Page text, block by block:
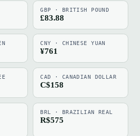
GBP · BRITISH POUND
£83.88
CNY · CHINESE YUAN
¥761
CAD · CANADIAN DOLLAR
C$158
BRL · BRAZILIAN REAL
R$575